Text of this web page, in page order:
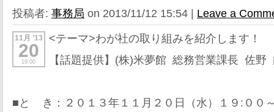
投稿者: 事務局 on 2013/11/12 15:54 | Leave a
11月 ’13
20
19:00
<テーマ>わが社の取り組みを紹介します！
【話題提供】(株)米夢館 総務営業課長 佐野
■と き：２０１３年１１月２０日（水）１９:００